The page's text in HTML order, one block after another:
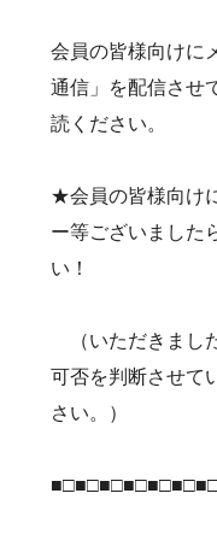
会員の皆様向けに
通信」を配信させ
読ください。
★会員の皆様向け
ー等ございました
い！
（いただきまし
可否を判断させて
さい。）